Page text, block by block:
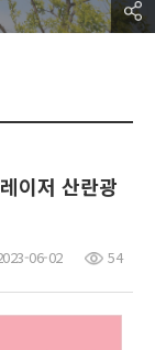
이저 산란광
06-02 54